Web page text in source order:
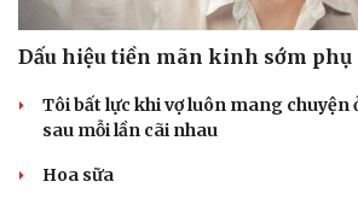
Dấu hiệu tiền mãn kinh sớm phụ
Tôi bất lực khi vợ luôn mang chuyện
sau mỗi lần cãi nhau
Hoa sữa